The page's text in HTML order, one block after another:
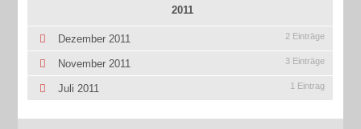
2011
Dezember 2011 2 Einträge
November 2011 3 Einträge
Juli 2011 1 Eintrag